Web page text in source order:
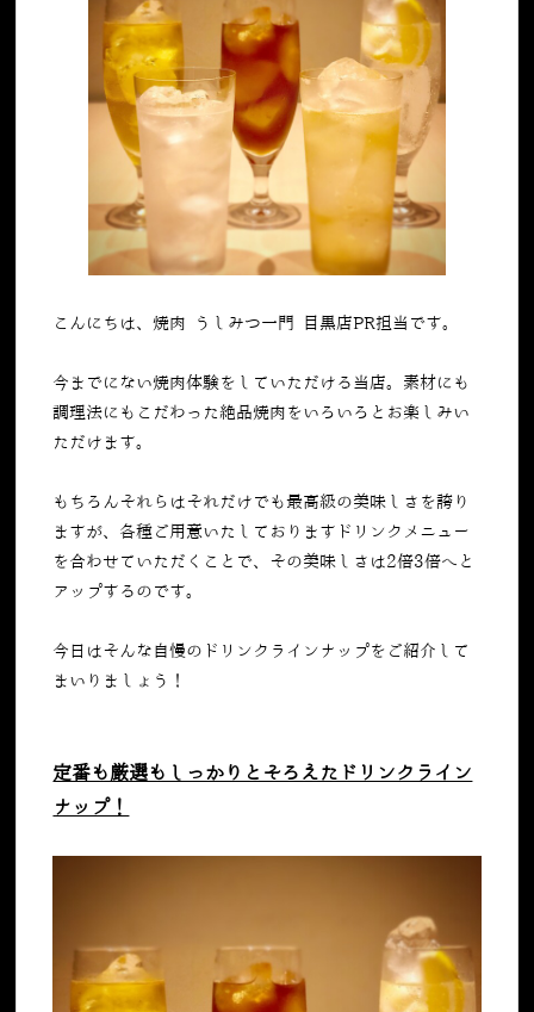
こんにちは、焼肉 うしみつ一門 目黒店PR担当です。
今までにない焼肉体験をしていただける当店。素材にも
調理法にもこだわった絶品焼肉をいろいろとお楽しみい
ただけます。
もちろんそれらはそれだけでも最高級の美味しさを誇り
ますが、各種ご用意いたしておりますドリンクメニュー
を合わせていただくことで、その美味しさは2倍3倍へと
アップするのです。
今日はそんな自慢のドリンクラインナップをご紹介して
まいりましょう！
定番も厳選もしっかりとそろえたドリンクライン
ナップ！